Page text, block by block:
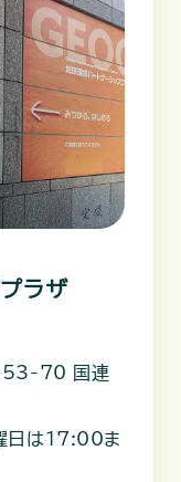
ラザ
53-70 国連
日は17:00ま